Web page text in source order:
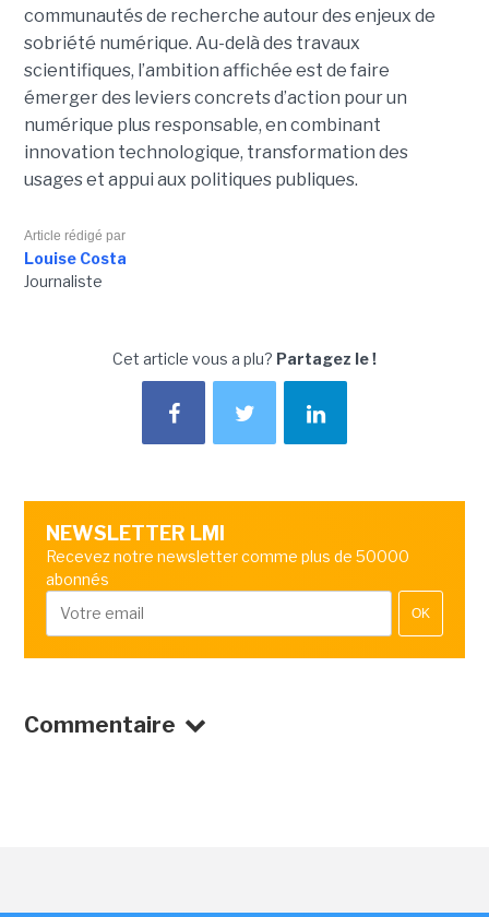
communautés de recherche autour des enjeux de
sobriété numérique. Au-delà des travaux
scientifiques, l’ambition affichée est de faire
émerger des leviers concrets d’action pour un
numérique plus responsable, en combinant
innovation technologique, transformation des
usages et appui aux politiques publiques.
Article rédigé par
Louise Costa
Journaliste
Cet article vous a plu? Partagez le !
NEWSLETTER LMI
Recevez notre newsletter comme plus de 50000
abonnés
OK
Commentaire